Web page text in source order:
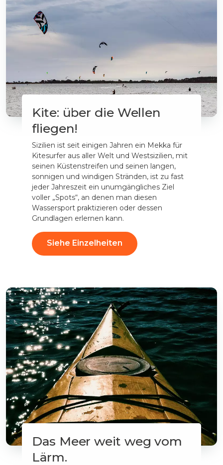
Kite: über die Wellen
fliegen!
Sizilien ist seit einigen Jahren ein Mekka für
Kitesurfer aus aller Welt und Westsizilien, mit
seinen Küstenstreifen und seinen langen,
sonnigen und windigen Stränden, ist zu fast
jeder Jahreszeit ein unumgängliches Ziel
voller „Spots“, an denen man diesen
Wassersport praktizieren oder dessen
Grundlagen erlernen kann.
Siehe Einzelheiten
Das Meer weit weg vom
Lärm.